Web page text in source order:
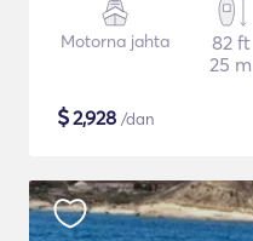
Motorna jahta
82 ft
25 m
$2,928 /dan